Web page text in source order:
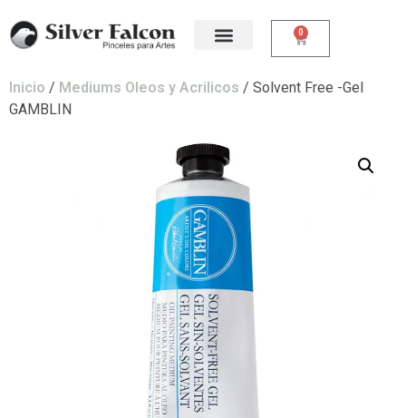
0
Inicio / Mediums Oleos y Acrilicos / Solvent Free -Gel
GAMBLIN